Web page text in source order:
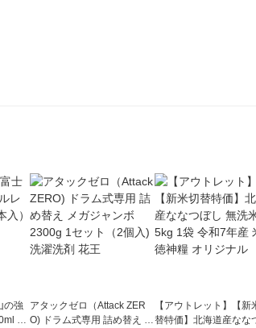
の強
1
アタックゼロ（Attack ZER
O) ドラム式専用 詰め替え メ
【アウトレット】【新
替特価】北海道産なな